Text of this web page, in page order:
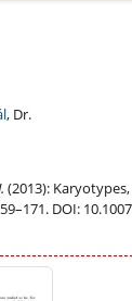
, Dr.
(2013):
DOI: